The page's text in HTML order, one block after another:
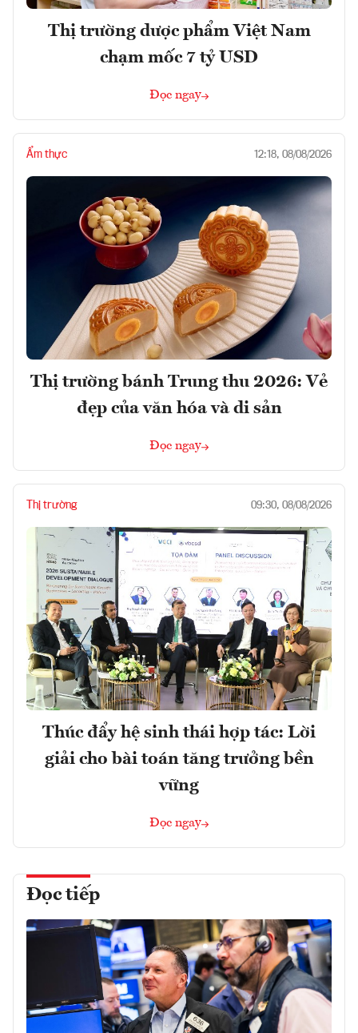
Thị trường dược phẩm Việt Nam
chạm mốc 7 tỷ USD
Đọc ngay
Ẩm thực 12:18, 08/08/2026
Thị trường bánh Trung thu 2026: Vẻ
đẹp của văn hóa và di sản
Đọc ngay
Thị trường 09:30, 08/08/2026
Thúc đẩy hệ sinh thái hợp tác: Lời
giải cho bài toán tăng trưởng bền
vững
Đọc ngay
Đọc tiếp